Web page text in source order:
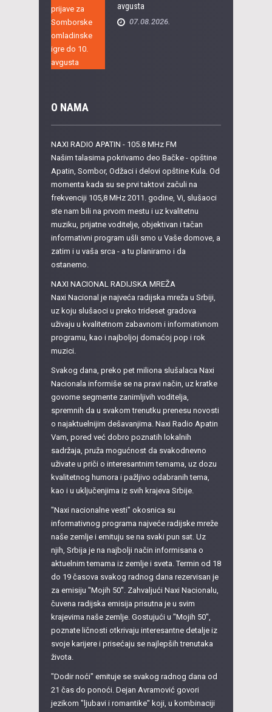
avgusta
07.08.2026.
O NAMA
NAXI RADIO APATIN - 105.8 MHz FM
Našim talasima pokrivamo deo Bačke - opštine
Apatin, Sombor, Odžaci i delovi opštine Kula. Od
momenta kada su se prvi taktovi začuli na
frekvenciji 105,8 MHz 2011. godine, Vi, slušaoci
ste nam bili na prvom mestu i uz kvalitetnu
muziku, prijatne voditelje, objektivan i tačan
informativni program ušli smo u Vaše domove, a
zatim i u vaša srca - a tu planiramo i da
ostanemo.
NAXI NACIONAL RADIJSKA MREŽA
Naxi Nacional je najveća radijska mreža u Srbiji,
uz koju slušaoci u preko trideset gradova
uživaju u kvalitetnom zabavnom i informativnom
programu, kao i najboljoj domaćoj pop i rok
muzici.
Svakog dana, preko pet miliona slušalaca Naxi
Nacionala informiše se na pravi način, uz kratke
govorne segmente zanimljivih voditelja,
spremnih da u svakom trenutku prenesu novosti
o najaktuelnijim dešavanjima. Naxi Radio Apatin
Vam, pored već dobro poznatih lokalnih
sadržaja, pruža mogućnost da svakodnevno
uživate u priči o interesantnim temama, uz dozu
kvalitetnog humora i pažljivo odabranih tema,
kao i u uključenjima iz svih krajeva Srbije.
"Naxi nacionalne vesti" okosnica su
informativnog programa najveće radijske mreže
naše zemlje i emituju se na svaki pun sat. Uz
njih, Srbija je na najbolji način informisana o
aktuelnim temama iz zemlje i sveta. Termin od 18
do 19 časova svakog radnog dana rezervisan je
za emisiju "Mojih 50". Zahvaljući Naxi Nacionalu,
čuvena radijska emisija prisutna je u svim
krajevima naše zemlje. Gostujući u "Mojih 50",
poznate ličnosti otkrivaju interesantne detalje iz
svoje karijere i prisećaju se najlepših trenutaka
života.
"Dodir noći" emituje se svakog radnog dana od
21 čas do ponoći. Dejan Avramović govori
jezikom "ljubavi i romantike" koji, u kombinaciji